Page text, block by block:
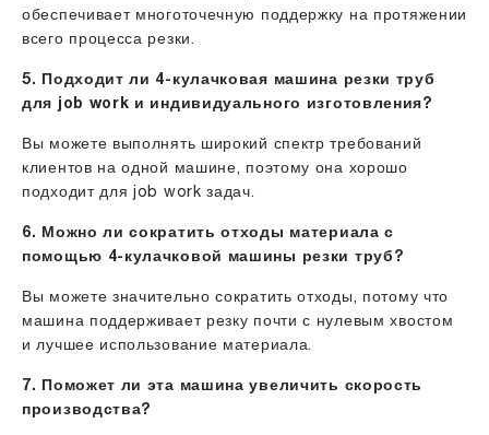
обеспечивает многоточечную поддержку на протяжении
всего процесса резки.
5. Подходит ли 4-кулачковая машина резки труб
для job work и индивидуального изготовления?
Вы можете выполнять широкий спектр требований
клиентов на одной машине, поэтому она хорошо
подходит для job work задач.
6. Можно ли сократить отходы материала с
помощью 4-кулачковой машины резки труб?
Вы можете значительно сократить отходы, потому что
машина поддерживает резку почти с нулевым хвостом
и лучшее использование материала.
7. Поможет ли эта машина увеличить скорость
производства?